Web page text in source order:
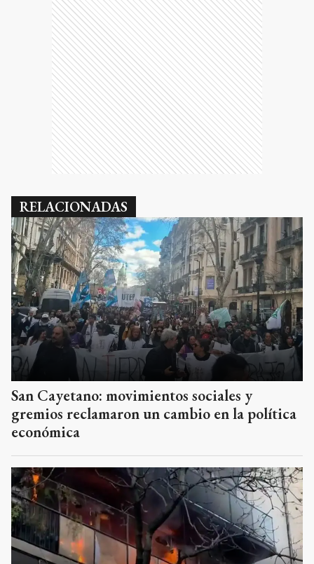
RELACIONADAS
San Cayetano: movimientos sociales y
gremios reclamaron un cambio en la política
económica